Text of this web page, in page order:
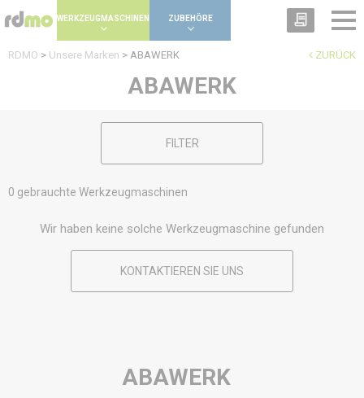
WERKZEUGMASCHINEN ZUBEHÖRE
ZURÜCK
RDMO > Unsere Marken > ABAWERK
ABAWERK
FILTER
0 gebrauchte Werkzeugmaschinen
Wir haben keine solche Werkzeugmaschine gefunden
KONTAKTIEREN SIE UNS
ABAWERK